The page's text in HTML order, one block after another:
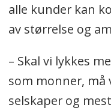
alle kunder kan
av størrelse og
– Skal vi lykkes
som monner, må
selskaper og